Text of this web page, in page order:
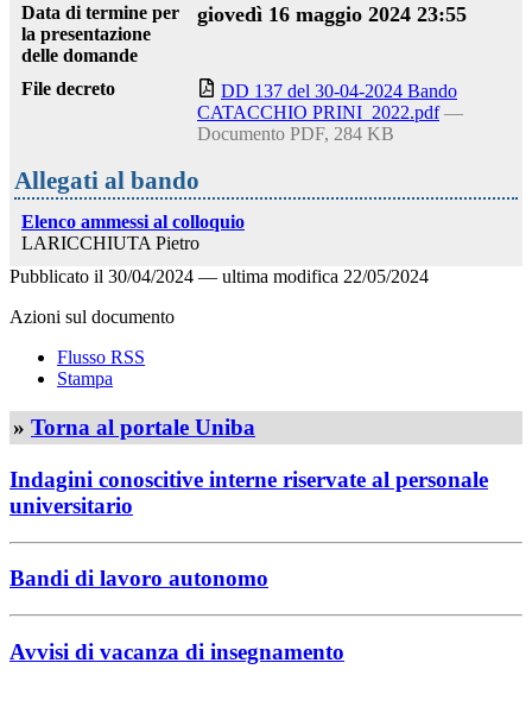
Data di termine per
la presentazione
delle domande
giovedì 16 maggio 2024 23:55
File decreto
DD 137 del 30-04-2024 Bando
CATACCHIO PRINI_2022.pdf —
Documento PDF, 284 KB
Allegati al bando
Elenco ammessi al colloquio
LARICCHIUTA Pietro
Pubblicato il 30/04/2024 — ultima modifica 22/05/2024
Azioni sul documento
Flusso RSS
Stampa
» Torna al portale Uniba
Indagini conoscitive interne riservate al personale
universitario
Bandi di lavoro autonomo
Avvisi di vacanza di insegnamento